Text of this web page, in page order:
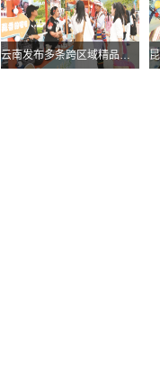
云南发布多条跨区域精品自驾线路